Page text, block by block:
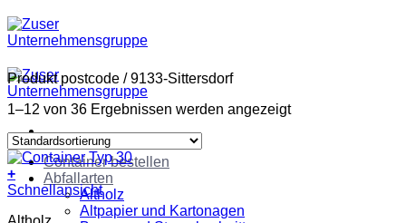
Zum
Inhalt
springen
Container bestellen
Abfallarten
Altholz
Altpapier und Kartonagen
Produkt postcode /9133-Sittersdorf
1–12 von 36 Ergebnissen werden angezeigt
+
Schnellansicht